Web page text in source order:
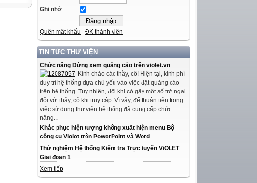
Ghi nhớ
Quên mật khẩu ĐK thành viên
TIN TỨC THƯ VIỆN
Chức năng Dừng xem quảng cáo trên violet.vn
Kính chào các thầy, cô! Hiện tại, kinh phí
duy trì hệ thống dựa chủ yếu vào việc đặt quảng cáo
trên hệ thống. Tuy nhiên, đôi khi có gây một số trở ngại
đối với thầy, cô khi truy cập. Vì vậy, để thuận tiện trong
việc sử dụng thư viện hệ thống đã cung cấp chức
năng...
Khắc phục hiện tượng không xuất hiện menu Bộ
công cụ Violet trên PowerPoint và Word
Thử nghiệm Hệ thống Kiểm tra Trực tuyến ViOLET
Giai đoạn 1
Xem tiếp